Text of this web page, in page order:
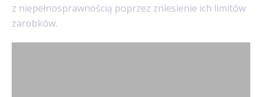
z niepełnosprawnością poprzez zniesienie ich limitów
zarobków.